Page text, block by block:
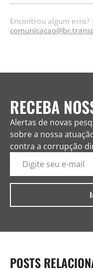
Encontrou algum erro?
RECEBA
Alertas de novas
sobre a nossa
contra a corrupção
POSTS